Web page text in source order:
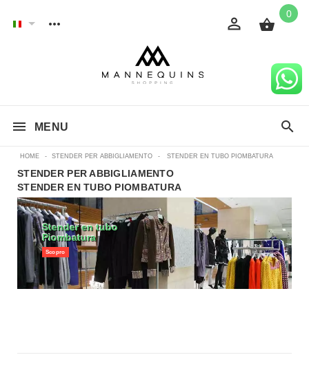
0
MENU
HOME - STENDER PER ABBIGLIAMENTO - STENDER EN TUBO PIOMBATURA
STENDER PER ABBIGLIAMENTO
STENDER EN TUBO PIOMBATURA
Stender en tubo
Piombatura
Scopro